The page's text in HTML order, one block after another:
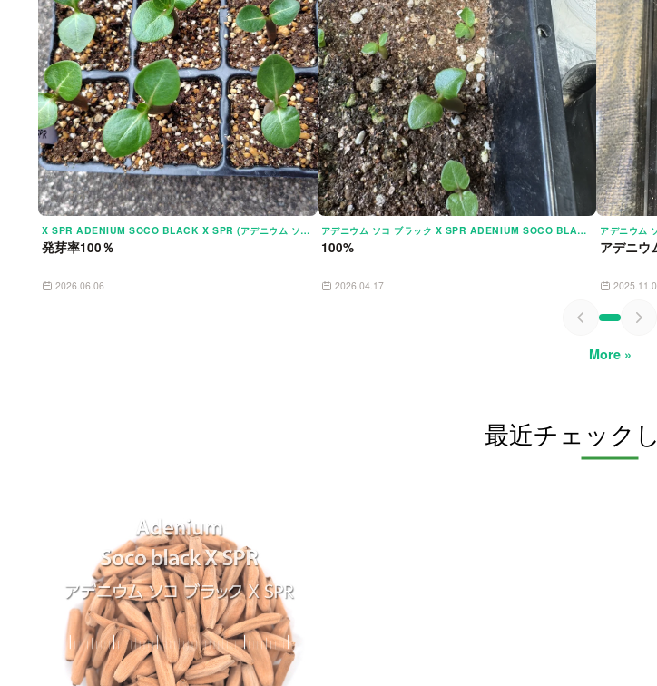
X SPR ADENIUM SOCO BLACK X SPR (アデニウム ソコ ブラック)
発芽率100％
2026.06.06
アデニウム ソコ ブラック X SPR ADENIUM SOCO BLACK X SPR
100%
2026.04.17
アデニウ
More »
最近チェック